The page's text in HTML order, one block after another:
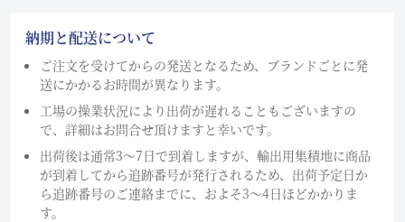
納期と配送について
ご注文を受けてからの発送となるため、ブランドごとに発
送にかかるお時間が異なります。
工場の操業状況により出荷が遅れることもございますの
で、詳細はお問合せ頂けますと幸いです。
出荷後は通常3～7日で到着しますが、輸出用集積地に商品
が到着してから追跡番号が発行されるため、出荷予定日か
ら追跡番号のご連絡までに、およそ3〜4日ほどかかりま
す。